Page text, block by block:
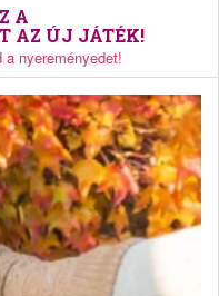
A
AZ ÚJ JÁTÉK!
nyereményedet!